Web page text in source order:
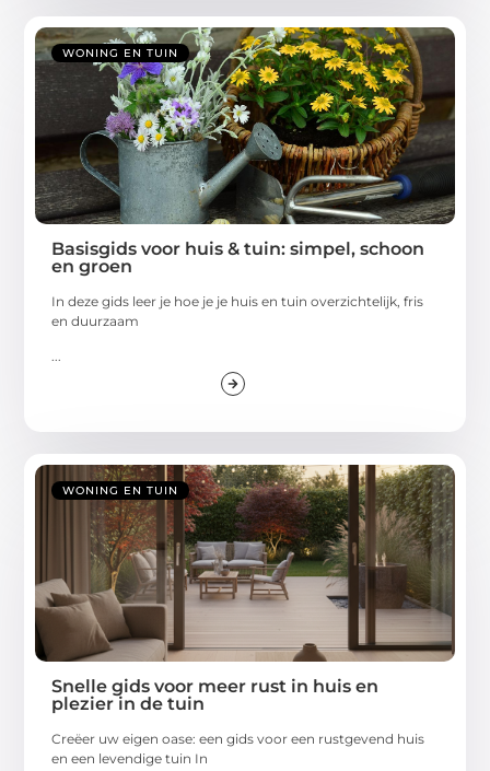
WONING EN TUIN
Basisgids voor huis & tuin: simpel, schoon
en groen
In deze gids leer je hoe je je huis en tuin overzichtelijk, fris
en duurzaam
...
WONING EN TUIN
Snelle gids voor meer rust in huis en
plezier in de tuin
Creëer uw eigen oase: een gids voor een rustgevend huis
en een levendige tuin In